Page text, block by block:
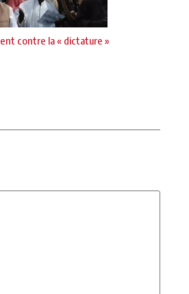
contre la « dictature »